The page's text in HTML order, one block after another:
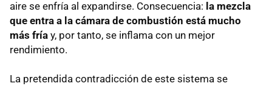
aire se enfría al expandirse. Consecuencia: la mezcla
que entra a la cámara de combustión está mucho
más fría y, por tanto, se inflama con un mejor
rendimiento.
La pretendida contradicción de este sistema se